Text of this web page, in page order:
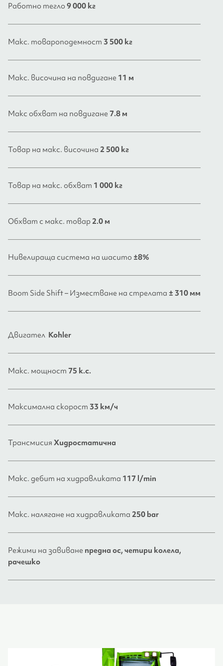
Работно тегло9 000 кг
Макс. товароподемност 3 500 кг
Макс. височина на повдигане 11 м
Макс обхват на повдигане 7.8 м
Товар на макс. височина 2 500 кг
Товар на макс. обхват 1 000 кг
Обхват с макс. товар 2.0 м
Нивелираща система на шасито ±8%
Boom Side Shift – Изместване на стрелата ± 310 мм
Двигател Kohler
Макс. мощност 75 к.с.
Максимална скорост 33 км/ч
Трансмисия Хидростатична
Макс. дебит на хидравликата 117 l/min
Макс. налягане на хидравликата 250 bar
Режими на завиване предна ос, четири колела,
рачешко